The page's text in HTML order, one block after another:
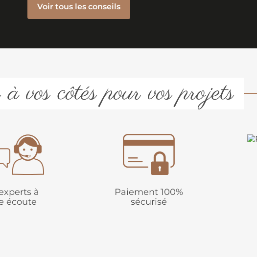
Voir tous les conseils
vos côtés pour vos projets
à
écoute
Paiement 100%
sécurisé